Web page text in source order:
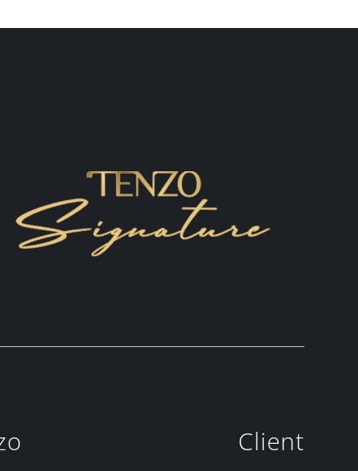
Client